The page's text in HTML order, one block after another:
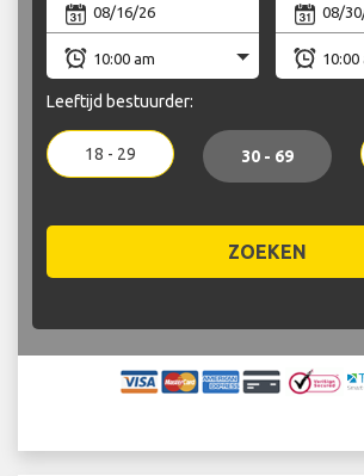
Leeftijd bestuurder:
18 - 29 30 - 69
ZOEKEN